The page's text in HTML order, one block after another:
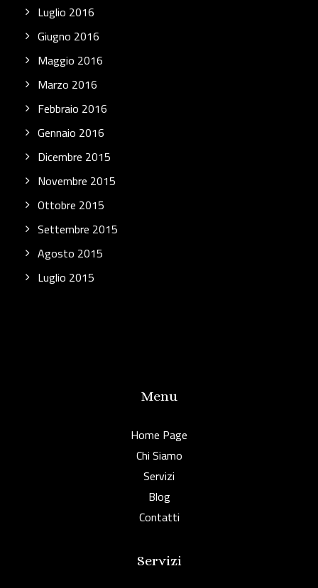
Luglio 2016
Giugno 2016
Maggio 2016
Marzo 2016
Febbraio 2016
Gennaio 2016
Dicembre 2015
Novembre 2015
Ottobre 2015
Settembre 2015
Agosto 2015
Luglio 2015
Menu
Home Page
Chi Siamo
Servizi
Blog
Contatti
Servizi